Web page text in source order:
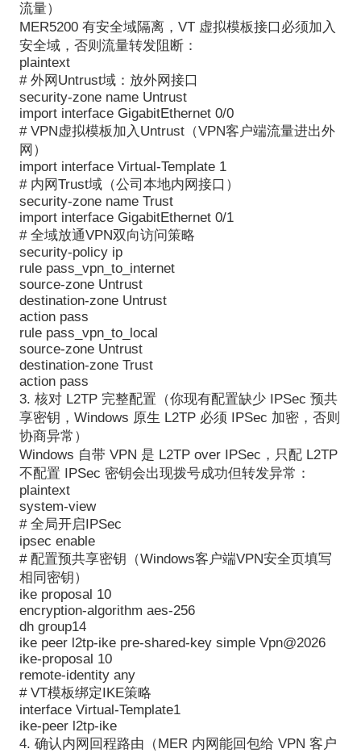
流量）
MER5200 有安全域隔离，VT 虚拟模板接口必须加入
安全域，否则流量转发阻断：
plaintext
# 外网Untrust域：放外网接口
security-zone name Untrust
import interface GigabitEthernet 0/0
# VPN虚拟模板加入Untrust（VPN客户端流量进出外
网）
import interface Virtual-Template 1
# 内网Trust域（公司本地内网接口）
security-zone name Trust
import interface GigabitEthernet 0/1
# 全域放通VPN双向访问策略
security-policy ip
rule pass_vpn_to_internet
source-zone Untrust
destination-zone Untrust
action pass
rule pass_vpn_to_local
source-zone Untrust
destination-zone Trust
action pass
3. 核对 L2TP 完整配置（你现有配置缺少 IPSec 预共
享密钥，Windows 原生 L2TP 必须 IPSec 加密，否则
协商异常）
Windows 自带 VPN 是 L2TP over IPSec，只配 L2TP
不配置 IPSec 密钥会出现拨号成功但转发异常：
plaintext
system-view
# 全局开启IPSec
ipsec enable
# 配置预共享密钥（Windows客户端VPN安全页填写
相同密钥）
ike proposal 10
encryption-algorithm aes-256
dh group14
ike peer l2tp-ike pre-shared-key simple Vpn@2026
ike-proposal 10
remote-identity any
# VT模板绑定IKE策略
interface Virtual-Template1
ike-peer l2tp-ike
4. 确认内网回程路由（MER 内网能回包给 VPN 客户